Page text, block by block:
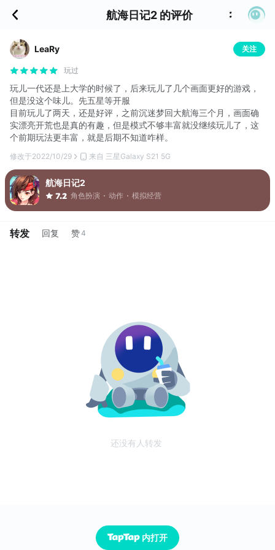
航海日记2 的评价
LeaRy 关注
玩过
玩儿一代还是上大学的时候了，后来玩儿了几个画面更好的游戏，
但是没这个味儿。先五星等开服
目前玩儿了两天，还是好评，之前沉迷梦回大航海三个月，画面确
实漂亮开荒也是真的有趣，但是模式不够丰富就没继续玩儿了，这
个前期玩法更丰富，就是后期不知道咋样。
修改于2022/10/29 来自 三星Galaxy S21 5G
航海日记2
7.2 角色扮演 动作 模拟经营
转发 回复 赞4
还没有人转发
内打开